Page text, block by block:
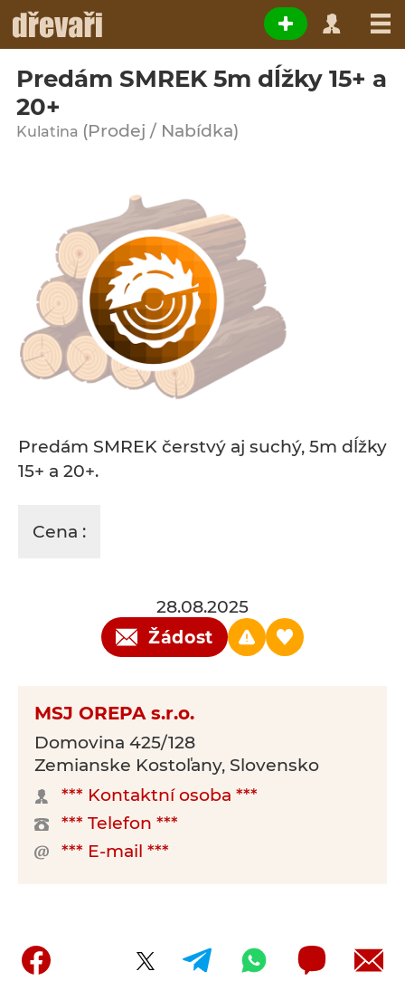
Predám SMREK 5m dĺžky 15+ a
20+
Kulatina (Prodej / Nabídka)
Predám SMREK čerstvý aj suchý, 5m dĺžky
15+ a 20+.
Cena :
28.08.2025
Žádost
MSJ OREPA s.r.o.
Domovina 425/128
Zemianske Kostoľany, Slovensko
*** Kontaktní osoba ***
*** Telefon ***
*** E-mail ***